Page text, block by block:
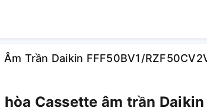
Trần Daikin FFF50BV1/
Cassette âm trần Daikin